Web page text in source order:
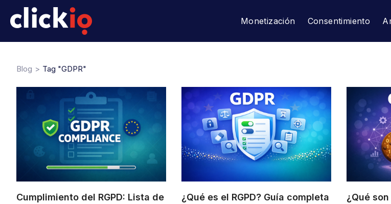
Monetización Consentimiento
Blog Tag "GDPR"
Cumplimiento del RGPD: Lista de
¿Qué es el RGPD? Guía completa
¿Qué